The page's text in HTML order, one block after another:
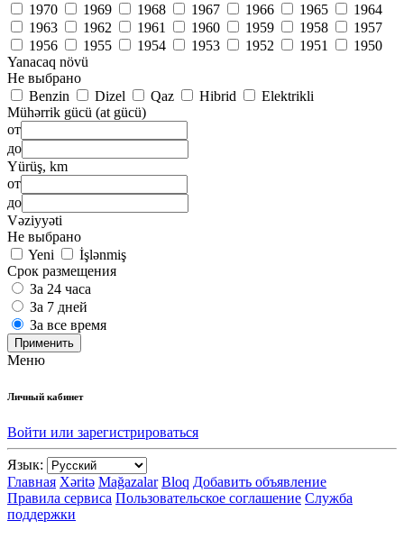
1970
1969 1968 1967 1966 1965
1964
1963
1962 1961 1960 1959 1958
1957
1956
1955 1954 1953 1952 1951
1950
Yanacaq növü
Не выбрано
Benzin
Dizel Qaz Hibrid
Elektrikli
Mühərrik gücü (at gücü)
от
до
Yürüş, km
от
до
Vəziyyəti
Не выбрано
Yeni
İşlənmiş
Срок размещения
За 24 часа
За 7 дней
За все время
Применить
Меню
Личный кабинет
Войти или зарегистрироваться
Язык:
Главная Xəritə Mağazalar Bloq Добавить объявление
Правила сервиса Пользовательское соглашение Служба
поддержки